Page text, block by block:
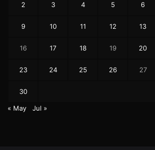
2 3 4 5 6
9 10 11 12 13
16 17 18 19 20
23 24 25 26 27
30
« May Jul »